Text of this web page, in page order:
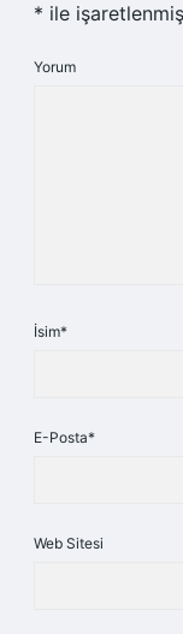
* ile
Yorum
İsim*
E-Posta*
Web Sitesi